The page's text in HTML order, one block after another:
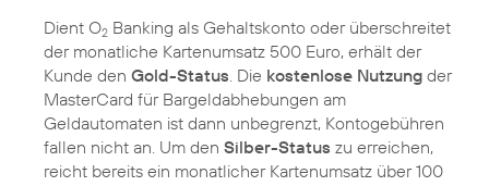
Dient O2 Banking als Gehaltskonto oder überschreitet
der monatliche Kartenumsatz 500 Euro, erhält der
Kunde den Gold-Status . Die kostenlose Nutzung der
MasterCard für Bargeldabhebungen am
Geldautomaten ist dann unbegrenzt, Kontogebühren
fallen nicht an. Um den Silber-Status zu erreichen,
reicht bereits ein monatlicher Kartenumsatz über 100